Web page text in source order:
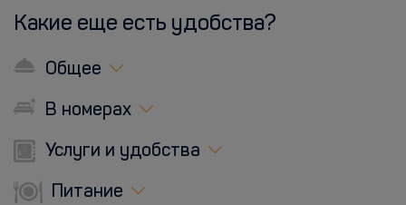
Какие еще есть удобства?
Общее
В номерах
Услуги и удобства
Питание